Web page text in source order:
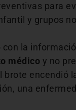
para
y grupos
con la
médico y no
brote encendió
una